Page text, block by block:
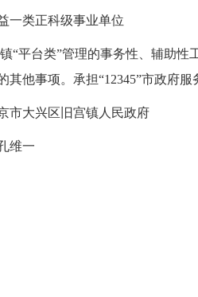
类正科级事业单位
台类”管理的事务性、辅助性
其他事项。承担“12345”市政府
大兴区旧宫镇人民政府
维一